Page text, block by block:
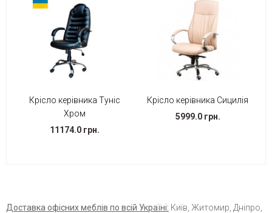
Крісло керівника Туніс
Хром
11174.0 грн.
Крісло керівника Сицилія
5999.0 грн.
Доставка офісних меблів по всій Україні: Київ, Житомир, Дніпро,